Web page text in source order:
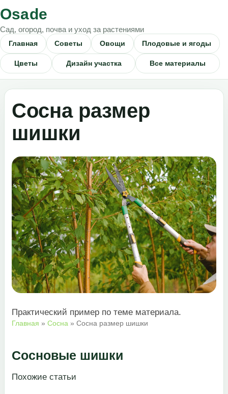
Osade
Сад, огород, почва и уход за растениями
Главная Советы Овощи Плодовые и ягоды
Цветы Дизайн участка Все материалы
Сосна размер
шишки
Практический пример по теме материала.
Главная » Сосна » Сосна размер шишки
Сосновые шишки
​Похожие статьи​